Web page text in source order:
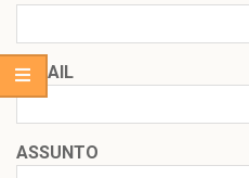
E-MAIL
ASSUNTO